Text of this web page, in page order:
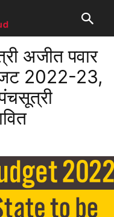
अजीत पवार
2022-23,